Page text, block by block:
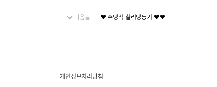
다음글 ♥ 수냉식 칠러냉동기 ♥♥
개인정보처리방침